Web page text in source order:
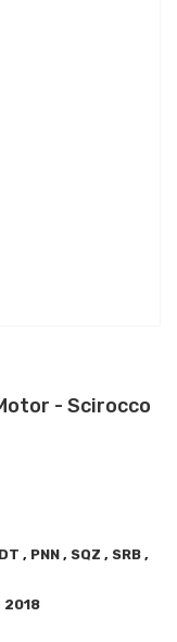
- Scirocco
, PNN,SQZ,SRB,
2018